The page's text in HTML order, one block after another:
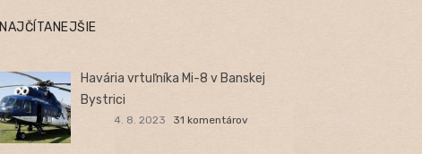
NAJČÍTANEJŠIE
Havária vrtuľníka Mi-8 v Banskej
Bystrici
4. 8. 2023 31 komentárov